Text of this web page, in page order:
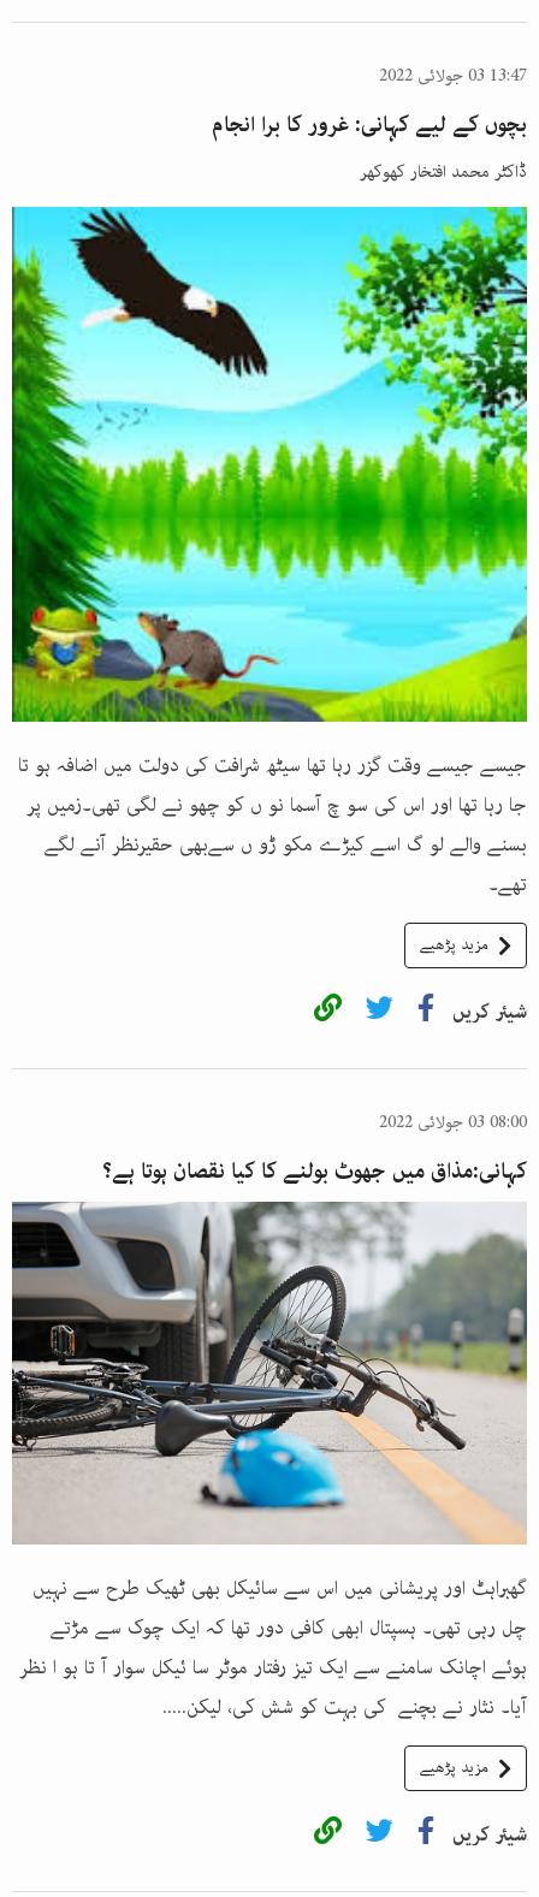
13:47 03 جولائی 2022
بچوں کے لیے کہانی: غرور کا برا انجام
ڈاکٹر محمد افتخار کھوکھر
جیسے جیسے وقت گزر رہا تھا سیٹھ شرافت کی دولت میں اضافہ ہو تا
جا رہا تھا اور اس کی سو چ آسما نو ں کو چھو نے لگی تھی۔زمیں پر
بسنے والے لو گ اسے کیڑے مکو ڑو ں سےبھی حقیرنظر آنے لگے
تھے۔
مزید پڑھیے
شیئر کریں
08:00 03 جولائی 2022
کہانی:مذاق میں جھوٹ بولنے کا کیا نقصان ہوتا ہے؟
گھبراہٹ اور پریشانی میں اس سے سائیکل بھی ٹھیک طرح سے نہیں
چل رہی تھی۔ ہسپتال ابھی کافی دور تھا کہ ایک چوک سے مڑتے
ہوئے اچانک سامنے سے ایک تیز رفتار موٹر سا ئیکل سوار آ تا ہو ا نظر
آیا۔ نثار نے بچنے کی بہت کو شش کی، لیکن.....
مزید پڑھیے
شیئر کریں